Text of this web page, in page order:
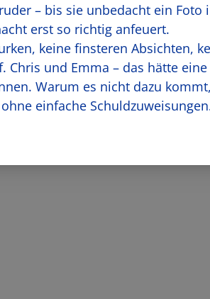
– bis sie unbedacht ein Foto
erst so richtig anfeuert.
keine finsteren Absichten,
Chris und Emma – das hätte
Warum es nicht dazu
einfache